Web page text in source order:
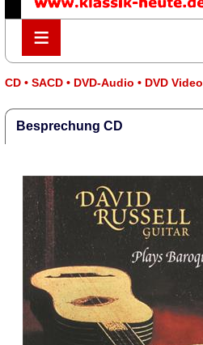
≡
≡
CD • SACD • DVD-Audio • DVD Video
Besprechung CD